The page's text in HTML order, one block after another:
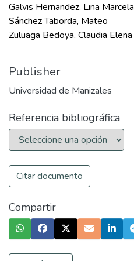
Galvis Hernandez, Lina Marcela
Sánchez Taborda, Mateo
Zuluaga Bedoya, Claudia Elena
Publisher
Universidad de Manizales
Referencia bibliográfica
Citar documento
Compartir